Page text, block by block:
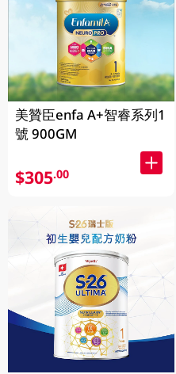
美贊臣enfa A+智睿系列1
號 900GM
$305.00